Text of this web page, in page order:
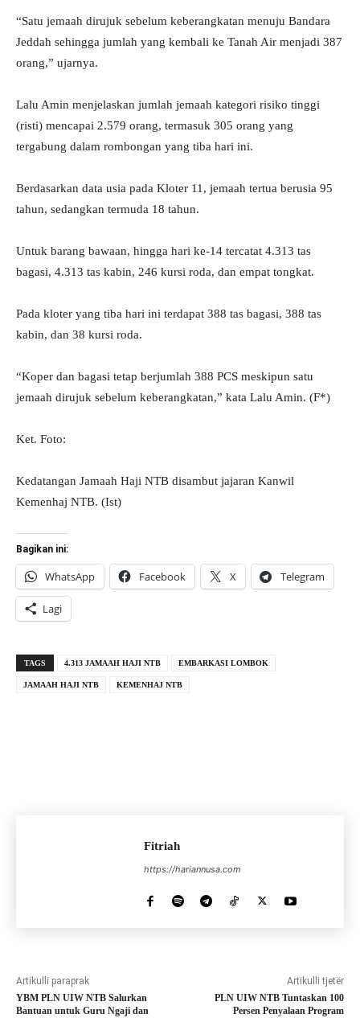
“Satu jemaah dirujuk sebelum keberangkatan menuju Bandara
Jeddah sehingga jumlah yang kembali ke Tanah Air menjadi 387
orang,” ujarnya.
Lalu Amin menjelaskan jumlah jemaah kategori risiko tinggi
(risti) mencapai 2.579 orang, termasuk 305 orang yang
tergabung dalam rombongan yang tiba hari ini.
Berdasarkan data usia pada Kloter 11, jemaah tertua berusia 95
tahun, sedangkan termuda 18 tahun.
Untuk barang bawaan, hingga hari ke-14 tercatat 4.313 tas
bagasi, 4.313 tas kabin, 246 kursi roda, dan empat tongkat.
Pada kloter yang tiba hari ini terdapat 388 tas bagasi, 388 tas
kabin, dan 38 kursi roda.
“Koper dan bagasi tetap berjumlah 388 PCS meskipun satu
jemaah dirujuk sebelum keberangkatan,” kata Lalu Amin. (F*)
Ket. Foto:
Kedatangan Jamaah Haji NTB disambut jajaran Kanwil
Kemenhaj NTB. (Ist)
Bagikan ini:
WhatsApp Facebook X Telegram
Lagi
TAGS 4.313 JAMAAH HAJI NTB EMBARKASI LOMBOK
JAMAAH HAJI NTB KEMENHAJ NTB
Fitriah
https://hariannusa.com
Artikulli paraprak
YBM PLN UIW NTB Salurkan
Bantuan untuk Guru Ngaji dan
Artikulli tjetër
PLN UIW NTB Tuntaskan 100
Persen Penyalaan Program